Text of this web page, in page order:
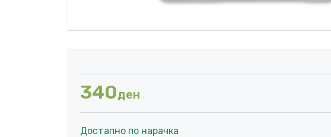
340ден
Достапно по нарачка